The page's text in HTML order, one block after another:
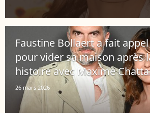
Faustine Bollaert a fait
pour vider sa maison après
histoire avec Maxime
26 mars 2026